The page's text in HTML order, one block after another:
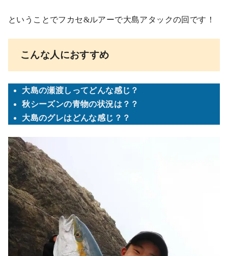
ということでフカセ&ルアーで大島アタックの回です！
こんな人におすすめ
大島の瀬渡しってどんな感じ？
秋シーズンの青物の状況は？？
大島のグレはどんな感じ？？